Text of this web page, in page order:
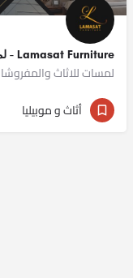
Lamasat Furniture - لمسات للاثاث المنزلي
لمسات للاثاث
01277677688
أثاث و موبيليا